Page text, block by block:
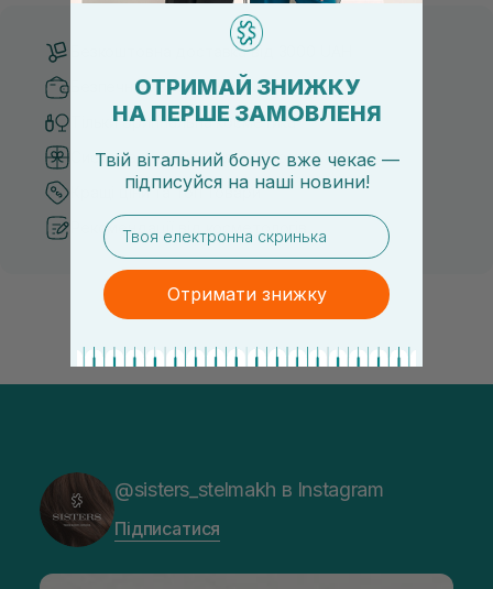
Безкоштовна доставка від 3000 UAH
Безпечні способи оплати
Тільки оригінальна косметика
Система бонусів та лояльності
Кращі ціни та топ товари
Рекомендації від косметологів
@sisters_stelmakh в Instagram
Підписатися
ОТРИМАЙ ЗНИЖКУ
НА ПЕРШЕ ЗАМОВЛЕНЯ
Твій вітальний бонус вже чекає —
підписуйся на наші новини!
email
Отримати знижку